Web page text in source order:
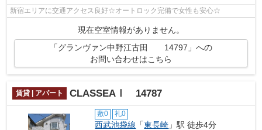
新宿エリアに交通アクセス良好☆オートロック完備で女性も安心☆
現在空室情報がありません。
「グランヴァン中野江古田 14797」への
お問い合わせはこちら
賃貸 | アパート CLASSEAⅠ 14787
敷0 礼0
西武池袋線 「東長崎 」駅 徒歩4分